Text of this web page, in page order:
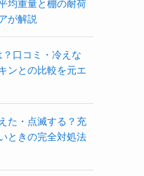
均重量と棚の耐荷
が解説
？口コミ・冷えな
ンとの比較を元エ
た・点滅する？充
ときの完全対処法